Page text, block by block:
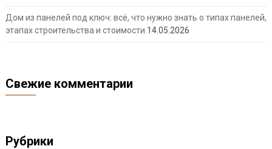
Дом из панелей под ключ: всё, что нужно знать о типах панелей,
этапах строительства и стоимости 14.05.2026
Свежие комментарии
Рубрики